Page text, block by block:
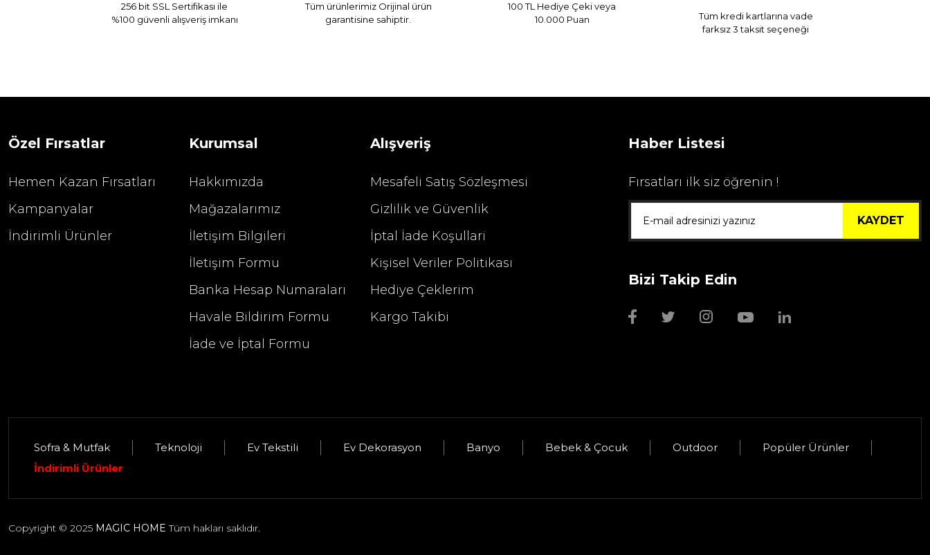
256 bit SSL Sertifikası ile
%100 güvenli alışveriş imkanı
Tüm ürünlerimiz Orijinal ürün
garantisine sahiptir.
100 TL Hediye Çeki veya
10.000 Puan
Tüm kredi kartlarına vade
farksız 3 taksit seçeneği
Özel Fırsatlar
Hemen Kazan Fırsatları
Kampanyalar
İndirimli Ürünler
Kurumsal
Hakkımızda
Mağazalarımız
İletişim Bilgileri
İletişim Formu
Banka Hesap Numaraları
Havale Bildirim Formu
İade ve İptal Formu
Alışveriş
Mesafeli Satış Sözleşmesi
Gizlilik ve Güvenlik
İptal İade Koşullari
Kişisel Veriler Politikası
Hediye Çeklerim
Kargo Takibi
Haber Listesi
Fırsatları ilk siz öğrenin !
KAYDET
Bizi Takip Edin
Sofra & Mutfak Teknoloji Ev Tekstili Ev Dekorasyon Banyo Bebek & Çocuk Outdoor
Popüler Ürünler
İndirimli Ürünler
Copyright © 2025 MAGIC HOME Tüm hakları saklıdır.